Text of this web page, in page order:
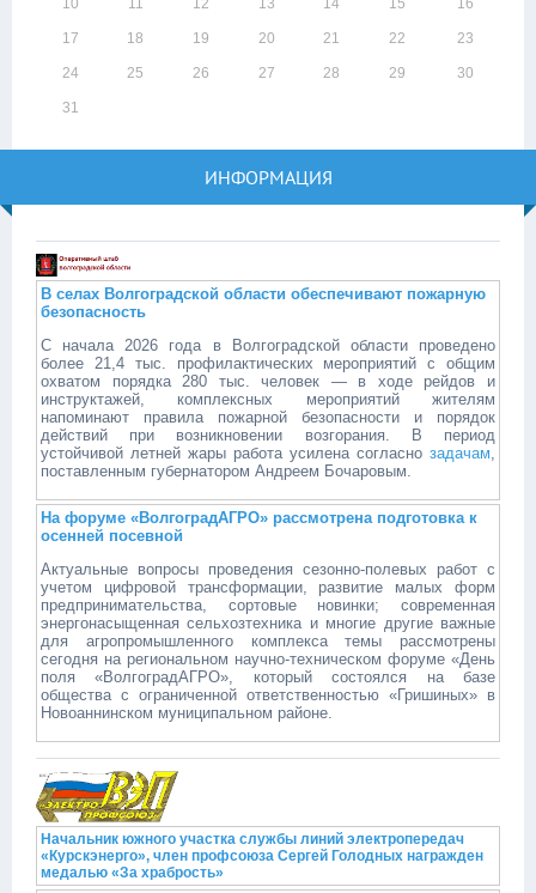
10 11 12 13 14 15 16
17 18 19 20 21 22 23
24 25 26 27 28 29 30
31
ИНФОРМАЦИЯ
В селах Волгоградской области обеспечивают пожарную
безопасность
С начала 2026 года в Волгоградской области проведено
более 21,4 тыс. профилактических мероприятий с общим
охватом порядка 280 тыс. человек — в ходе рейдов и
инструктажей, комплексных мероприятий жителям
напоминают правила пожарной безопасности и порядок
действий при возникновении возгорания. В период
устойчивой летней жары работа усилена согласно задачам
поставленным губернатором Андреем Бочаровым.
На форуме «ВолгоградАГРО» рассмотрена подготовка к
осенней посевной
Актуальные вопросы проведения сезонно-полевых работ с
учетом цифровой трансформации, развитие малых форм
предпринимательства, сортовые новинки; современная
энергонасыщенная сельхозтехника и многие другие важные
для агропромышленного комплекса темы рассмотрены
сегодня на региональном научно-техническом форуме «День
поля «ВолгоградАГРО», который состоялся на базе
общества с ограниченной ответственностью «Гришиных» в
Новоаннинском муниципальном районе.
Начальник южного участка службы линий электропередач
«Курскэнерго», член профсоюза Сергей Голодных награжден
медалью «За храбрость»